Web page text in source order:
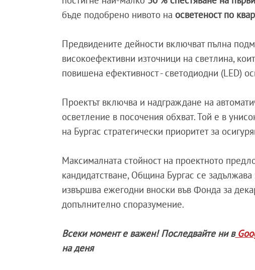
бъде подобрено нивото на осветеност по
Предвидените дейности включват пълна
високоефективни източници на светлина,
повишена ефективност - светодиодни (LED)
Проектът включва и надграждане на
осветление в посочения обхват. Той е в
на Бургас стратегически приоритет за
Максималната стойност на проектното
кандидатстване, Община Бургас се
извършва ежегодни вноски във Фонда за
допълнително споразумение.
Всеки момент е важен! Последвайте ни в
на деня